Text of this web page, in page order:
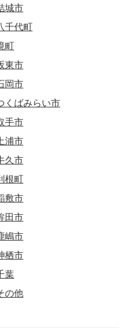
城市
千代町
町
東市
岡市
くばみらい市
手市
浦市
久市
根町
敷市
田市
嶋市
栖市
葉
の他